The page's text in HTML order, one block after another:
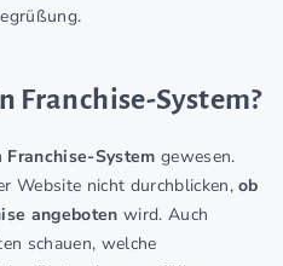
Franchise-System?
Franchise-System gewesen.
Website nicht durchblicken,ob
angeboten wird. Auch
schauen, welche